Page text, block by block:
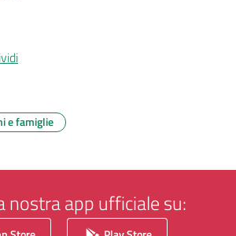
e famiglie
nostra app ufficiale su: